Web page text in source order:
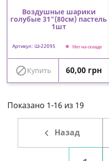
Воздушные шарики
голубые 31"(80см) пастель
1шт
Артикул: Ш-22095 Нет на складе
Купить Цена
60,00 грн
Показано 1-16 из 19
 Назад